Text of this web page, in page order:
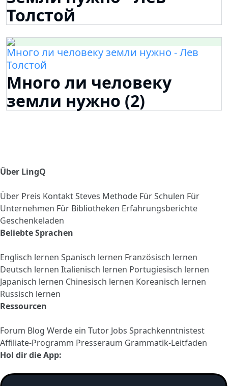
Толстой
Много ли человеку земли нужно - Лев
Толстой
Много ли человеку
земли нужно (2)
Über LingQ
Über Preis KontaktSteves Methode Für Schulen Für
Unternehmen Für Bibliotheken Erfahrungsberichte
Geschenkeladen
Beliebte Sprachen
Englisch lernen Spanisch lernen Französisch lernen
Deutsch lernen Italienisch lernen Portugiesisch lernen
Japanisch lernen Chinesisch lernen Koreanisch lernen
Russisch lernen
Ressourcen
Forum Blog Werde ein Tutor Jobs Sprachkenntnistest
Affiliate-Programm Presseraum Grammatik-Leitfaden
Hol dir die App: